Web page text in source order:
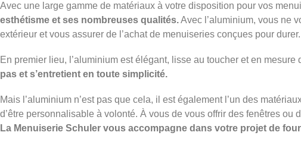
Avec une large gamme de matériaux à votre disposition pour vos
esthétisme et ses nombreuses qualités.Avec l’aluminium, vous ne
extérieur et vous assurer de l’achat de menuiseries conçues pour durer.
En premier lieu, l’aluminium est élégant, lisse au toucher et en
pas et s’entretient en toute simplicité.
Mais l’aluminium n’est pas que cela, il est également l’un des
d’être personnalisable à volonté. À vous de vous offrir des fenêtres
La Menuiserie Schuler vous accompagne dans votre projet de